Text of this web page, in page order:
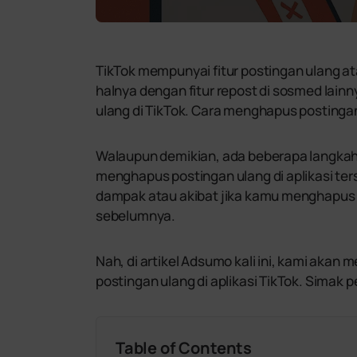
TikTok mempunyai fitur postingan ulang
halnya dengan fitur repost di sosmed
ulang di TikTok. Cara menghapus
Walaupun demikian, ada beberapa
menghapus postingan ulang di aplikasi
dampak atau akibat jika kamu
sebelumnya.
Nah, di artikel Adsumo kali ini, kami akan
postingan ulang di aplikasi TikTok. Simak
Table of Contents